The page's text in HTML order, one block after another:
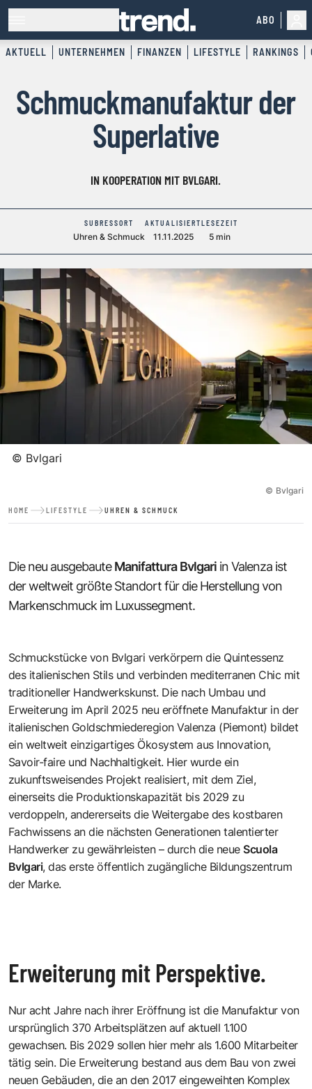
ABO
AKTUELL UNTERNEHMEN FINANZEN LIFESTYLE RANKINGS
Schmuckmanufaktur der
Superlative
IN KOOPERATION MIT BVLGARI.
SUBRESSORT
Uhren & Schmuck
AKTUALISIERT
11.11.2025
LESEZEIT
5 min
© Bvlgari
© Bvlgari
HOME LIFESTYLE UHREN & SCHMUCK
Die neu ausgebauteManifattura Bvlgari in Valenza ist
der weltweit größte Standort für die Herstellung von
Markenschmuck im Luxussegment.
Schmuckstücke von Bvlgari verkörpern die Quintessenz
des italienischen Stils und verbinden mediterranen Chic mit
traditioneller Handwerkskunst. Die nach Umbau und
Erweiterung im April 2025 neu eröffnete Manufaktur in der
italienischen GoldschmiederegionValenza (Piemont) bildet
ein weltweit einzigartiges Ökosystem aus Innovation,
Savoir-faire und Nachhaltigkeit. Hier wurde ein
zukunftsweisendes Projekt realisiert, mit dem Ziel,
einerseits die Produktionskapazität bis 2029 zu
verdoppeln, andererseits die Weitergabe des kostbaren
Fachwissens an die nächsten Generationen talentierter
Handwerker zu gewährleisten – durch die neueScuola
Bvlgari, das erste öffentlich zugängliche Bildungszentrum
der Marke.
Erweiterung mit Perspektive.
Nur acht Jahre nach ihrer Eröffnung ist die Manufaktur von
ursprünglich 370 Arbeitsplätzen auf aktuell 1.100
gewachsen. Bis 2029 sollen hier mehr als 1.600 Mitarbeiter
tätig sein. Die Erweiterung bestand aus dem Bau von zwei
neuen Gebäuden, die an den 2017 eingeweihten Komplex